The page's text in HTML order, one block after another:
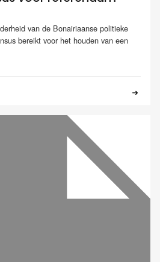
van de Bonairiaanse politieke
bereikt voor het houden van een